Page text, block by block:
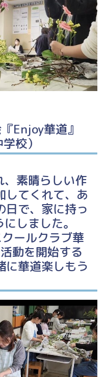
Enjoy華道』
校）
素晴らしい作
してくれて、あ
日で、家に持っ
しました。
ールクラブ華
動を開始する
に華道楽しもう